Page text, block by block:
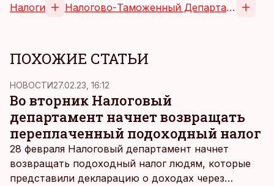
Налоги Налогово-Таможенный Департамент
ПОХОЖИЕ СТАТЬИ
НОВОСТИ27.02.23, 16:12
Во вторник Налоговый
департамент начнет возвращать
переплаченный подоходный налог
28 февраля Налоговый департамент начнет
возвращать подоходный налог людям, которые
представили декларацию о доходах через